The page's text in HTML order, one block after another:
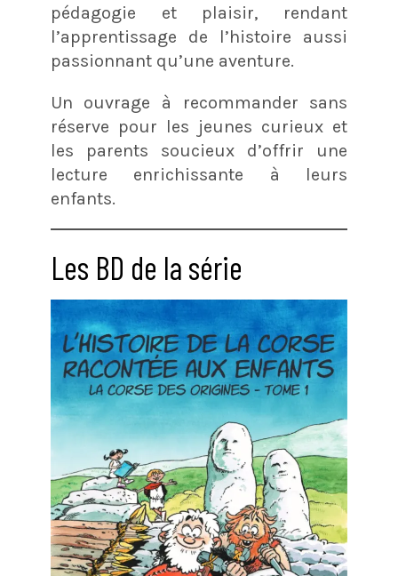
pédagogie et plaisir, rendant
l’apprentissage de l’histoire aussi
passionnant qu’une aventure.
Un ouvrage à recommander sans
réserve pour les jeunes curieux et
les parents soucieux d’offrir une
lecture enrichissante à leurs
enfants.
Les BD de la série